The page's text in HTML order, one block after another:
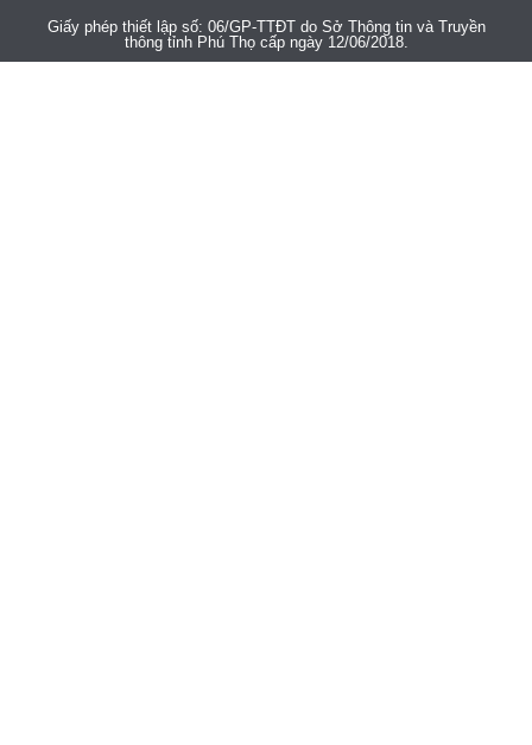
Giấy phép thiết lập số: 06/GP-TTĐT do Sở Thông tin và Truyền
thông tỉnh Phú Thọ cấp ngày 12/06/2018.